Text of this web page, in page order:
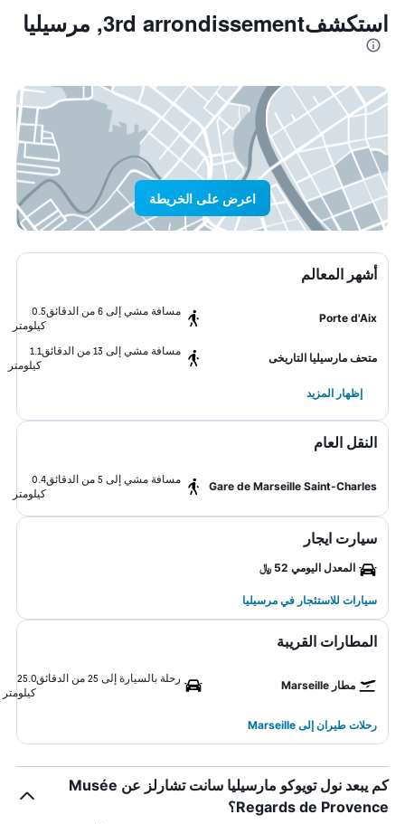
استكشف3rd arrondissement, مرسيليا
اعرض على الخريطة
أشهر المعالم
Porte d'Aix
مسافة مشي إلى 6 من الدقائق
0.5
كيلومتر
متحف مارسيليا التاريخى
مسافة مشي إلى 13 من الدقائق
1.1
كيلومتر
إظهار المزيد
النقل العام
Gare de Marseille Saint-Charles
مسافة مشي إلى 5 من الدقائق
0.4
كيلومتر
سيارت ايجار
المعدل اليومي 52 ﷼
سيارات للاستئجار في مرسيليا
المطارات القريبة
مطار Marseille
رحلة بالسيارة إلى 25 من الدقائق
25.0
كيلومتر
رحلات طيران إلى Marseille
كم يبعد نول تويوكو مارسيليا سانت تشارلز عن Musée
Regards de Provence؟